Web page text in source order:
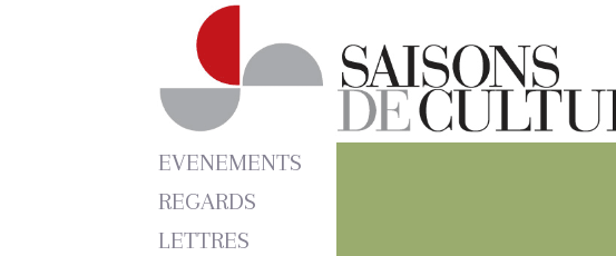
EVENEMENTS
REGARDS
LETTRES